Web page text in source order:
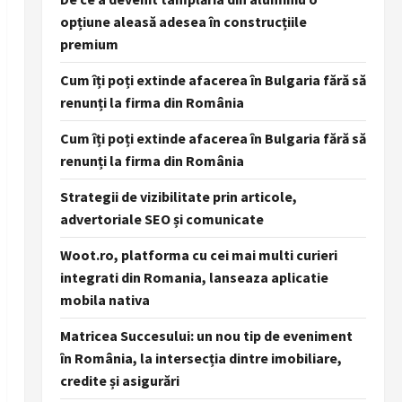
opțiune aleasă adesea în construcțiile
premium
Cum îți poți extinde afacerea în Bulgaria fără să
renunți la firma din România
Cum îți poți extinde afacerea în Bulgaria fără să
renunți la firma din România
Strategii de vizibilitate prin articole,
advertoriale SEO și comunicate
Woot.ro, platforma cu cei mai multi curieri
integrati din Romania, lanseaza aplicatie
mobila nativa
Matricea Succesului: un nou tip de eveniment
în România, la intersecția dintre imobiliare,
credite și asigurări